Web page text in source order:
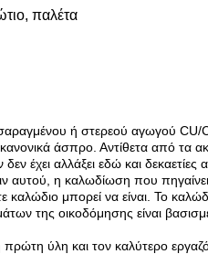
παλέτα
ή στερεού αγωγού CU/
άσπρο. Αντίθετα από τα
έχει αλλάξει εδώ και
αυτού, η καλωδίωση που
μπορεί να είναι. Το
της οικοδόμησης είναι
πρώτη ύλη και τον καλύτερο